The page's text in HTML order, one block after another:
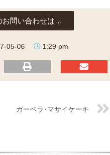
お問い合わせは…
05-06 1:29 pm
ガーベラ･マサイケーキ